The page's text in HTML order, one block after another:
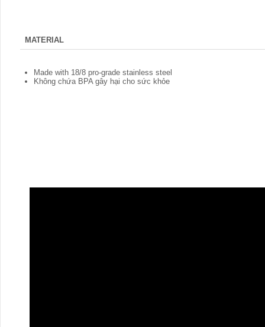
MATERIAL
Made with 18/8 pro-grade stainless steel
Không chứa BPA gây hại cho sức khỏe